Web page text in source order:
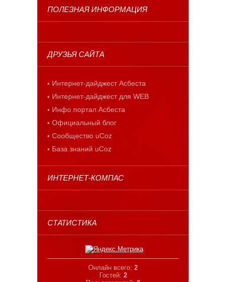
ПОЛЕЗНАЯ ИНФОРМАЦИЯ
ДРУЗЬЯ САЙТА
Интернет-дайджест Асбеста
Интернет-дайджест для WEB
Инфо портал Асбеста
Официальный блог
Сообщество uCoz
База знаний uCoz
ИНТЕРНЕТ-КОМПАС
СТАТИСТИКА
Онлайн всего: 2
Гостей: 2